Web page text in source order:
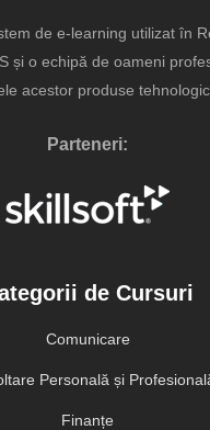
de e-learning utilizat în
și o echipă de oameni
acestor produse
Parteneri:
de Cursuri
Comunicare
Personală și
Finanțe